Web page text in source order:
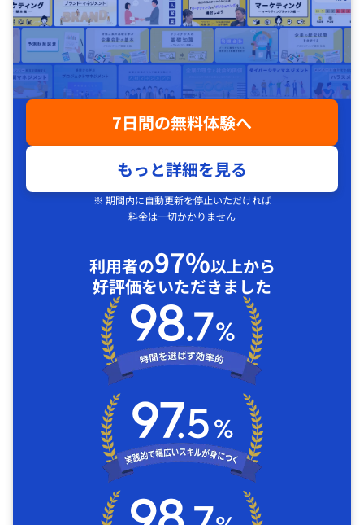
7日間の無料体験へ
もっと詳細を見る
※ 期間内に自動更新を停止いただければ
料金は一切かかりません
利用者の97%以上から
好評価をいただきました